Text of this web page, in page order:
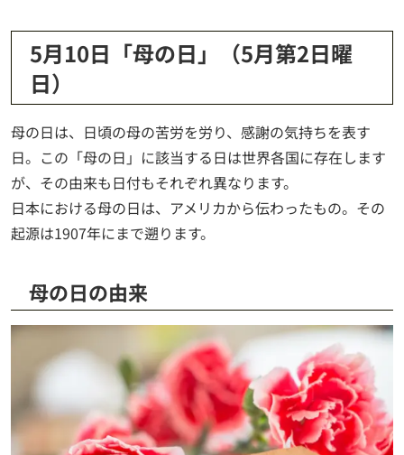
5月10日「母の日」（5月第2日曜
日）
母の日は、日頃の母の苦労を労り、感謝の気持ちを表す
日。この「母の日」に該当する日は世界各国に存在します
が、その由来も日付もそれぞれ異なります。
日本における母の日は、アメリカから伝わったもの。その
起源は1907年にまで遡ります。
母の日の由来